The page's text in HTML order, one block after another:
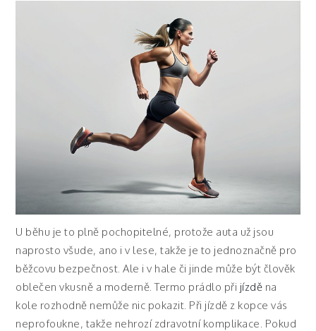
U běhu je to plně pochopitelné, protože auta už jsou
naprosto všude, ano i v lese, takže je to jednoznačně pro
běžcovu bezpečnost. Ale i v hale či jinde může být člověk
oblečen vkusně a moderně. Termo prádlo při jízdě na
kole rozhodně nemůže nic pokazit. Při jízdě z kopce vás
neprofoukne, takže nehrozí zdravotní komplikace. Pokud